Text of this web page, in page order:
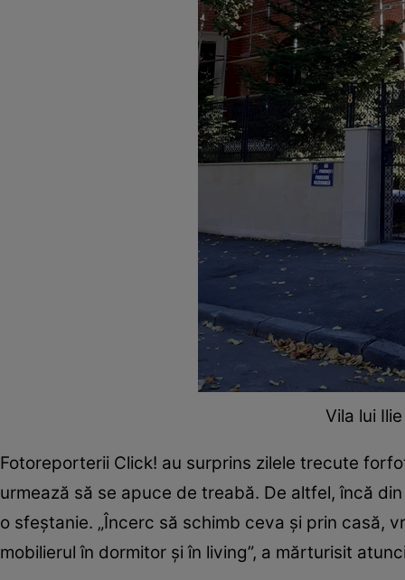
Vila lui
Fotoreporterii Click! au surprins zilele trecute
urmează să se apuce de treabă. De altfel, încă
o sfeștanie. „Încerc să schimb ceva şi prin casă,
mobilierul în dormitor şi în living”, a mărturisit